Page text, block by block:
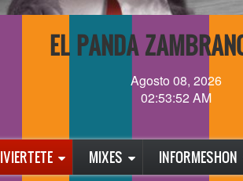
EL PANDA
Agosto 08, 2026
02:53:53 AM
MIXES INFORMESHON